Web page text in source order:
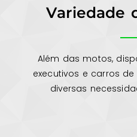
Variedade
Além das motos,
executivos e carros
diversas